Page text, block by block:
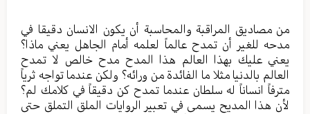
من مصاديق المراقبة والمحاسبة أن يكون الانسان دقيقا في
مدحه للغير أن تمدح عالماً لعلمه أمام الجاهل يعني ماذا؟
يعني عليك بهذا العالم هذا المدح مدح خالص لا تمدح
العالم بالدنيا مثلا ما الفائدة من ورائه؟ ولكن عندما تواجه ثرياً
مترفاً انساناً له سلطان عندما تمدح كن دقيقاً في كلامك لم؟
لأن هذا المديح يسمى في تعبير الروايات الملق التملق حتى